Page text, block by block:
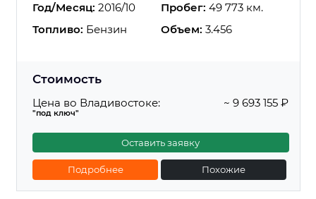
Год/Месяц: 2016/10 Пробег: 49 773 км.
Топливо: Бензин Объем: 3.456
Стоимость
Цена во Владивостоке:
"под ключ"
~ 9 693 155 ₽
Оставить заявку
Подробнее Похожие